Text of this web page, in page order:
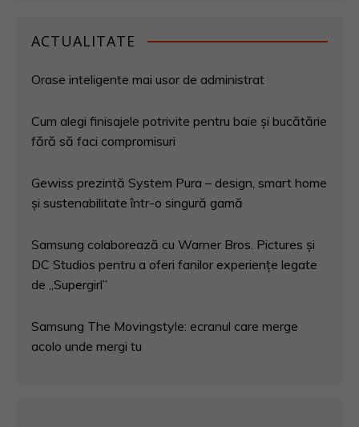
ACTUALITATE
Orase inteligente mai usor de administrat
Cum alegi finisajele potrivite pentru baie și bucătărie
fără să faci compromisuri
Gewiss prezintă System Pura – design, smart home
și sustenabilitate într-o singură gamă
Samsung colaborează cu Warner Bros. Pictures și
DC Studios pentru a oferi fanilor experiențe legate
de „Supergirl”
Samsung The Movingstyle: ecranul care merge
acolo unde mergi tu